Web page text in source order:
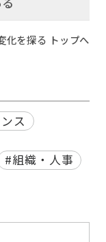
化を探る トップへ
ス
#組織・人事